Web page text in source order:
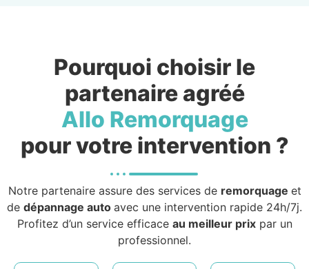
Pourquoi choisir le
partenaire agréé
Allo Remorquage
pour votre intervention ?
Notre partenaire assure des services de remorquage et
de dépannage auto avec une intervention rapide 24h/7j.
Profitez d’un service efficace au meilleur prixpar un
professionnel.